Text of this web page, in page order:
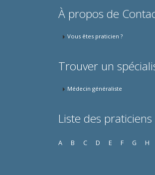
À propos de
Vous êtes praticien ?
Trouver un
Médecin généraliste
Liste des praticiens
A B C D E F G H